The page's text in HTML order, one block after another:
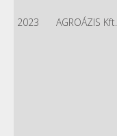
2023 AGROÁZIS Kft.